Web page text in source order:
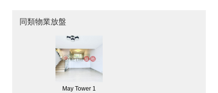
同類物業放盤
May Tower 1